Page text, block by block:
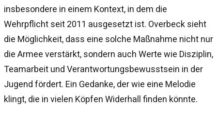
insbesondere in einem Kontext, in dem die
Wehrpflicht seit 2011 ausgesetzt ist. Overbeck sieht
die Möglichkeit, dass eine solche Maßnahme nicht nur
die Armee verstärkt, sondern auch Werte wie Disziplin,
Teamarbeit und Verantwortungsbewusstsein in der
Jugend fördert. Ein Gedanke, der wie eine Melodie
klingt, die in vielen Köpfen Widerhall finden könnte.